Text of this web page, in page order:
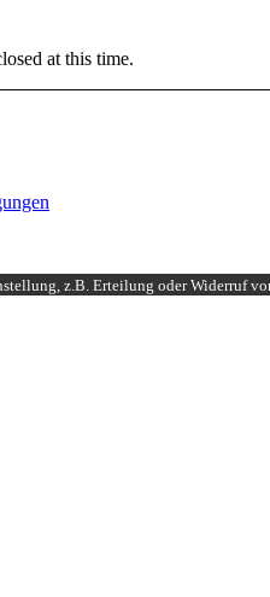
at this time.
z.B. Erteilung oder Widerruf